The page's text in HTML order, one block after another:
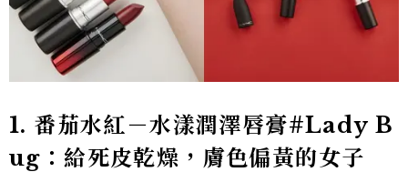
1. 番茄水紅－水漾潤澤唇膏#Lady B
ug ：給死皮乾燥，膚色偏黃的女子